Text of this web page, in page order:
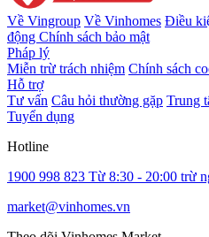
Về Vingroup Về Vinhomes Điều
động Chính sách bảo mật
Pháp lý
Miễn trừ trách nhiệm Chính sách
Hỗ trợ
Tư vấn Câu hỏi thường gặp Trung
Tuyển dụng
Hotline
1900 998 823 Từ 8:30 - 20:00 trừ
market@vinhomes.vn